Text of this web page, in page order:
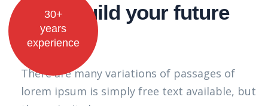
30+
years
experience
Let’s Build your future
today
There are many variations of passages of
lorem ipsum is simply free text available, but